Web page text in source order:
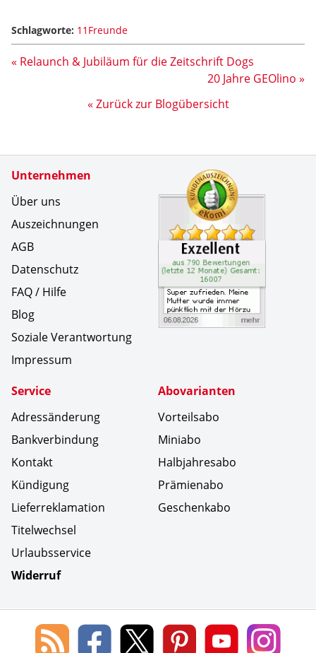
Schlagworte: 11Freunde
« Relaunch & Jubiläum für die Zeitschrift Dogs
20 Jahre GEOlino »
« Zurück zur Blogübersicht
Unternehmen
Über uns
Auszeichnungen
AGB
Datenschutz
FAQ / Hilfe
Blog
Soziale Verantwortung
Impressum
Service
Adressänderung
Bankverbindung
Kontakt
Kündigung
Lieferreklamation
Titelwechsel
Urlaubsservice
Widerruf
Abovarianten
Vorteilsabo
Miniabo
Halbjahresabo
Prämienabo
Geschenkabo
Zertifikate
Social Media
Blog
des
Lorenz
Leserservice
Lorenz
Leserservice
Lorenz
Leserservice
Lorenz
Leserservice
Lorenz